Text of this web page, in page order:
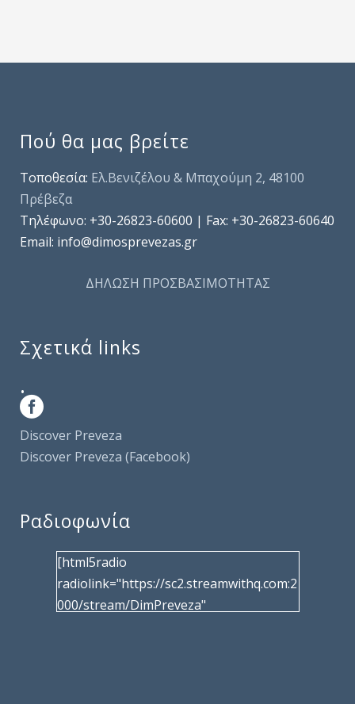
Πού θα μας βρείτε
Τοποθεσία: Ελ.Βενιζέλου & Μπαχούμη 2, 48100
Πρέβεζα
Τηλέφωνo: +30-26823-60600 | Fax: +30-26823-60640
Email: info@dimosprevezas.gr
ΔΗΛΩΣΗ ΠΡΟΣΒΑΣΙΜΟΤΗΤΑΣ
Σχετικά links
.
Discover Preveza
Discover Preveza (Facebook)
Ραδιοφωνία
[html5radio
radiolink="https://sc2.streamwithq.com:2
000/stream/DimPreveza"